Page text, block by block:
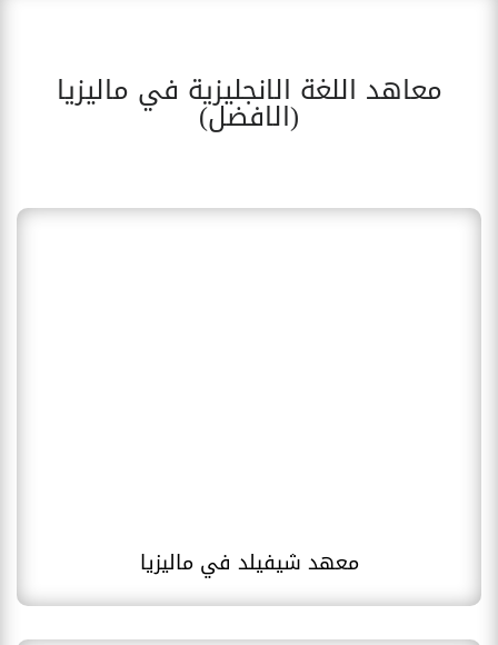
معاهد اللغة الانجليزية في ماليزيا
(الافضل)
معهد شيفيلد في ماليزيا